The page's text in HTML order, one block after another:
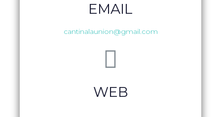
EMAIL
cantinalaunion@gmail.com
WEB